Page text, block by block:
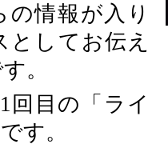
の情報が入り
としてお伝え
。
回目の「ライ
す。